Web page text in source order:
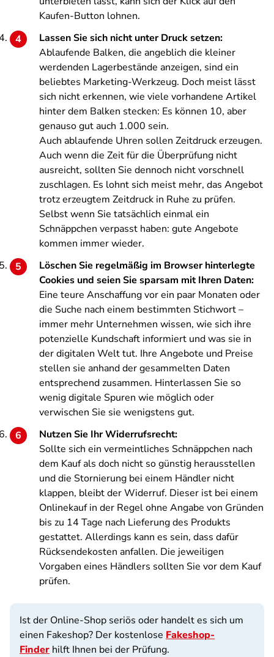
Kaufen-Button lohnen.
Lassen Sie sich nicht unter Druck setzen:
Ablaufende Balken, die angeblich die kleiner
werdenden Lagerbestände anzeigen, sind ein
beliebtes Marketing-Werkzeug. Doch meist lässt
sich nicht erkennen, wie viele vorhandene Artikel
hinter dem Balken stecken: Es können 10, aber
genauso gut auch 1.000 sein.
Auch ablaufende Uhren sollen Zeitdruck erzeugen.
Auch wenn die Zeit für die Überprüfung nicht
ausreicht, sollten Sie dennoch nicht vorschnell
zuschlagen. Es lohnt sich meist mehr, das Angebot
trotz erzeugtem Zeitdruck in Ruhe zu prüfen.
Selbst wenn Sie tatsächlich einmal ein
Schnäppchen verpasst haben: gute Angebote
kommen immer wieder.
Löschen Sie regelmäßig im Browser hinterlegte
Cookies und seien Sie sparsam mit Ihren Daten:
Eine teure Anschaffung vor ein paar Monaten oder
die Suche nach einem bestimmten Stichwort –
immer mehr Unternehmen wissen, wie sich ihre
potenzielle Kundschaft informiert und was sie in
der digitalen Welt tut. Ihre Angebote und Preise
stellen sie anhand der gesammelten Daten
entsprechend zusammen. Hinterlassen Sie so
wenig digitale Spuren wie möglich oder
verwischen Sie sie wenigstens gut.
Nutzen Sie Ihr Widerrufsrecht:
Sollte sich ein vermeintliches Schnäppchen nach
dem Kauf als doch nicht so günstig herausstellen
und die Stornierung bei einem Händler nicht
klappen, bleibt der Widerruf. Dieser ist bei einem
Onlinekauf in der Regel ohne Angabe von Gründen
bis zu 14 Tage nach Lieferung des Produkts
gestattet. Allerdings kann es sein, dass dafür
Rücksendekosten anfallen. Die jeweiligen
Vorgaben eines Händlers sollten Sie vor dem Kauf
prüfen.
Ist der Online-Shop seriös oder handelt es sich um
einen Fakeshop? Der kostenlose Fakeshop-
Finder hilft Ihnen bei der Prüfung.